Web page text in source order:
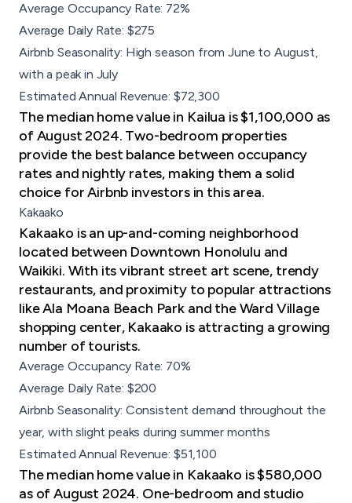
Average Occupancy Rate: 72%
Average Daily Rate: $275
Airbnb Seasonality: High season from June to August,
with a peak in July
Estimated Annual Revenue: $72,300
The median home value in Kailua is $1,100,000 as
of August 2024. Two-bedroom properties
provide the best balance between occupancy
rates and nightly rates, making them a solid
choice for Airbnb investors in this area.
Kakaako
Kakaako is an up-and-coming neighborhood
located between Downtown Honolulu and
Waikiki. With its vibrant street art scene, trendy
restaurants, and proximity to popular attractions
like Ala Moana Beach Park and the Ward Village
shopping center, Kakaako is attracting a growing
number of tourists.
Average Occupancy Rate: 70%
Average Daily Rate: $200
Airbnb Seasonality: Consistent demand throughout the
year, with slight peaks during summer months
Estimated Annual Revenue: $51,100
The median home value in Kakaako is $580,000
as of August 2024. One-bedroom and studio